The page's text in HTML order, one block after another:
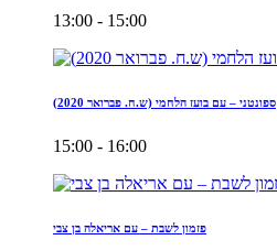
13:00 - 15:00
ספונטני – עם בועז הלחמי (ש.ח. פברואר 2020)
15:00 - 16:00
פזמון לשבת – עם אריאלה בן צבי